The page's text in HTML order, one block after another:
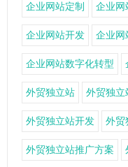
企业网站定制 企业网
企业网站开发 企业网
企业网站数字化转型
外贸独立站 外贸独立
外贸独立站开发 外贸
外贸独立站推广方案